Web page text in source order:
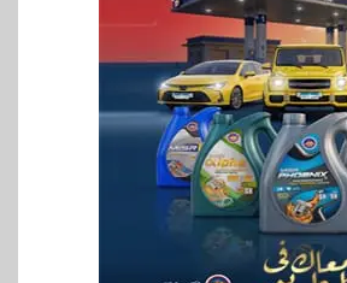
رئيس مجلس القضاء الأعلى يوقّع
بروتوكول تعاون مع البريد لتقديم
خدمة الإعلان الإلكتروني المسجل
اخبار
RAKICT تعلن عن شراكة
استراتيجية مع MCS لإطلاق
محفظة التدريب الرسمية
لكاسبرسكي